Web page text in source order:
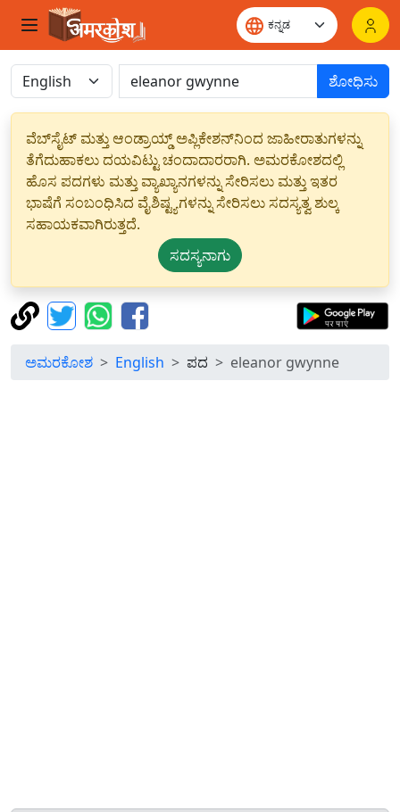
ಶೋಧಿಸು
ವೆಬ್‌ಸೈಟ್ ಮತ್ತು ಆಂಡ್ರಾಯ್ಡ್ ಅಪ್ಲಿಕೇಶನ್‌ನಿಂದ ಜಾಹೀರಾತುಗಳನ್ನು
ತೆಗೆದುಹಾಕಲು ದಯವಿಟ್ಟು ಚಂದಾದಾರರಾಗಿ. ಅಮರಕೋಶದಲ್ಲಿ
ಹೊಸ ಪದಗಳು ಮತ್ತು ವ್ಯಾಖ್ಯಾನಗಳನ್ನು ಸೇರಿಸಲು ಮತ್ತು ಇತರ
ಭಾಷೆಗೆ ಸಂಬಂಧಿಸಿದ ವೈಶಿಷ್ಟ್ಯಗಳನ್ನು ಸೇರಿಸಲು ಸದಸ್ಯತ್ವ ಶುಲ್ಕ
ಸಹಾಯಕವಾಗಿರುತ್ತದೆ.
ಸದಸ್ಯನಾಗು
ಅಮರಕೋಶ English ಪದ eleanor gwynne